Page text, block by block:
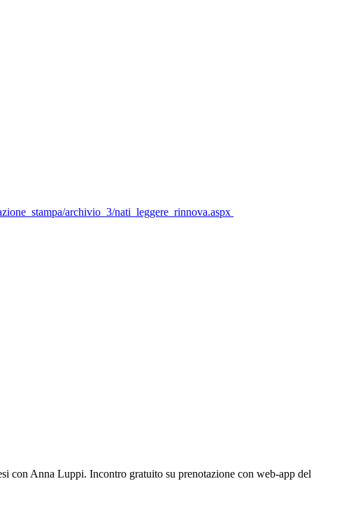
archivio_3/nati_leggere_rinnova.aspx
con Anna Luppi. Incontro gratuito su prenotazione con web-app del